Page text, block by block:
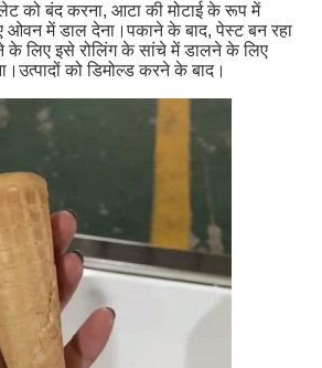
को बंद करना, आटा की मोटाई के रूप में
ओवन में डाल देना।पकाने के बाद, पेस्ट बन रहा
के लिए इसे रोलिंग के सांचे में डालने के लिए
को डिमोल्ड करने के बाद।